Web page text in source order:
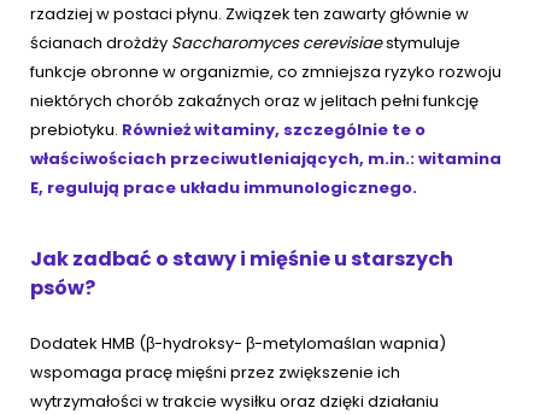
rzadziej w postaci płynu. Związek ten zawarty głównie w
ścianach drożdży Saccharomyces cerevisiaestymuluje
funkcje obronne w organizmie, co zmniejsza ryzyko rozwoju
niektórych chorób zakaźnych oraz w jelitach pełni funkcję
prebiotyku. Również witaminy, szczególnie te o
właściwościach przeciwutleniających, m.in.: witamina
E, regulują prace układu immunologicznego.
Jak zadbać o stawy i mięśnie u starszych
psów?
Dodatek HMB (β-hydroksy- β-metylomaślan wapnia)
wspomaga pracę mięśni przez zwiększenie ich
wytrzymałości w trakcie wysiłku oraz dzięki działaniu